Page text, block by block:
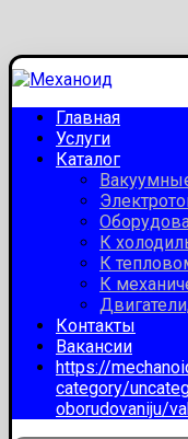
Главная
Услуги
Каталог
К
К
К
Контакты
Вакансии
https://
category/
oborudovaniju/